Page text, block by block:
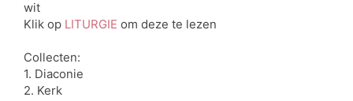
wit
Klik op LITURGIE om deze te lezen
Collecten:
1. Diaconie
2. Kerk